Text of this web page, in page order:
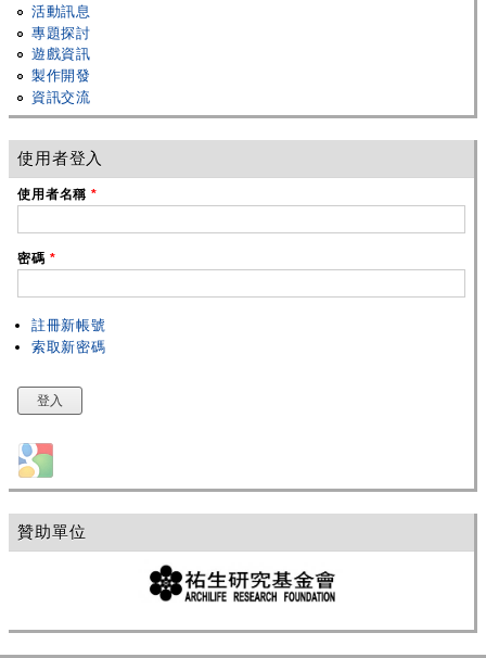
活動訊息
專題探討
遊戲資訊
製作開發
資訊交流
使用者登入
使用者名稱*
密碼 *
註冊新帳號
索取新密碼
Login with Google
贊助單位